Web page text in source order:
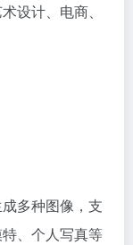
设计、电商、
多种图像，支
、个人写真等